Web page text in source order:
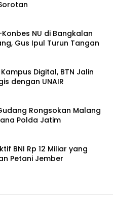
NU di Bangkalan
Gus Ipul Turun Tangan
Digital, BTN Jalin
dengan UNAIR
Rongsokan Malang
Polda Jatim
BNI Rp 12 Miliar yang
Petani Jember